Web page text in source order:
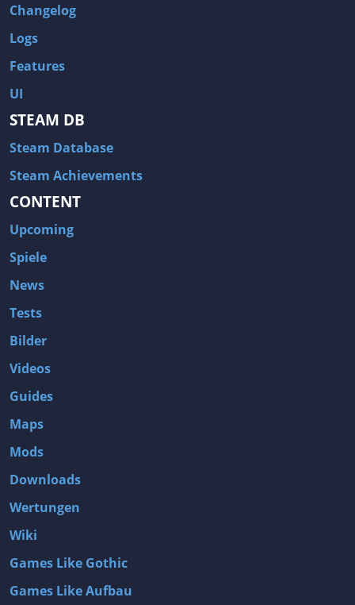
Changelog
Logs
Features
UI
STEAM DB
Steam Database
Steam Achievements
CONTENT
Upcoming
Spiele
News
Tests
Bilder
Videos
Guides
Maps
Mods
Downloads
Wertungen
Wiki
Games Like Gothic
Games Like Aufbau